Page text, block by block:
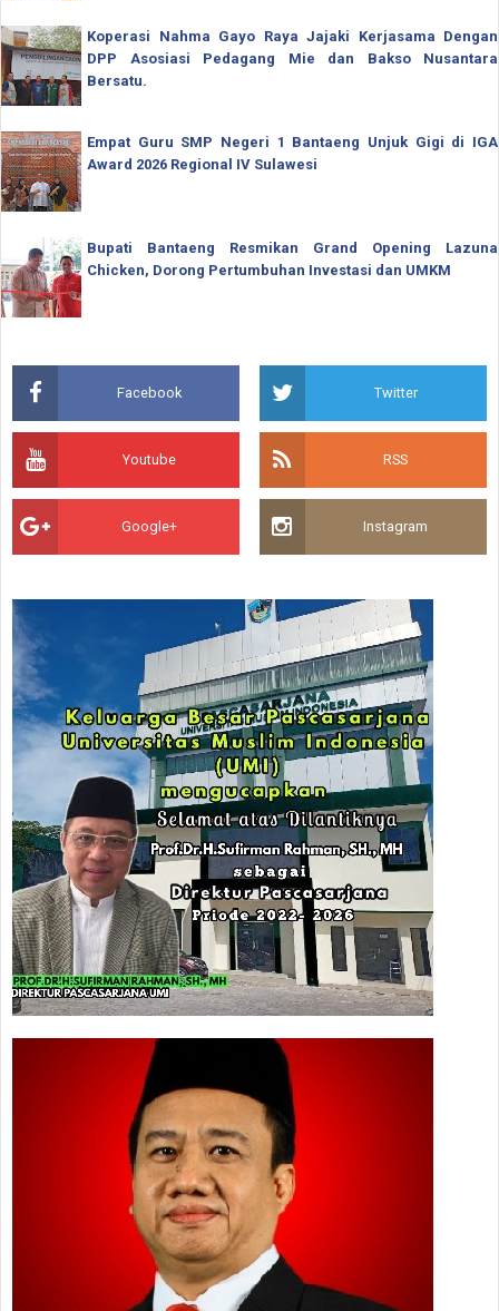
Koperasi Nahma Gayo Raya Jajaki Kerjasama Dengan
DPP Asosiasi Pedagang Mie dan Bakso Nusantara
Bersatu.
Empat Guru SMP Negeri 1 Bantaeng Unjuk Gigi di IGA
Award 2026 Regional IV Sulawesi
Bupati Bantaeng Resmikan Grand Opening Lazuna
Chicken, Dorong Pertumbuhan Investasi dan UMKM
Facebook Twitter
Youtube RSS
Google+ Instagram